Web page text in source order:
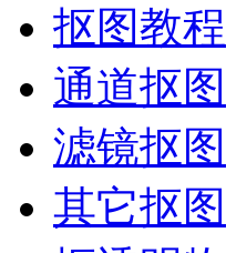
抠图教程
通道抠图
滤镜抠图
其它抠图